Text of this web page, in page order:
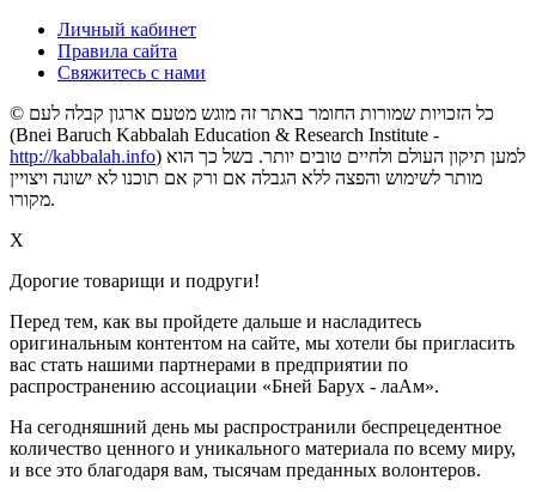
Личный кабинет
Правила сайта
Свяжитесь с нами
© כל הזכויות שמורות החומר באתר זה מוגש מטעם ארגון קבלה לעם
(Bnei Baruch Kabbalah Education & Research Institute -
http://kabbalah.info) למען תיקון העולם ולחיים טובים יותר. בשל כך הוא
מותר לשימוש והפצה ללא הגבלה אם ורק אם תוכנו לא ישונה ויצויין
מקורו.
X
Дорогие товарищи и подруги!
Перед тем, как вы пройдете дальше и насладитесь
оригинальным контентом на сайте, мы хотели бы пригласить
вас стать нашими партнерами в предприятии по
распространению ассоциации «Бней Барух - лаАм».
На сегодняшний день мы распространили беспрецедентное
количество ценного и уникального материала по всему миру,
и все это благодаря вам, тысячам преданных волонтеров.